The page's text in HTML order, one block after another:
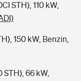
STH), 110 kW,
150 kW, Benzin,
STH), 66 kW,